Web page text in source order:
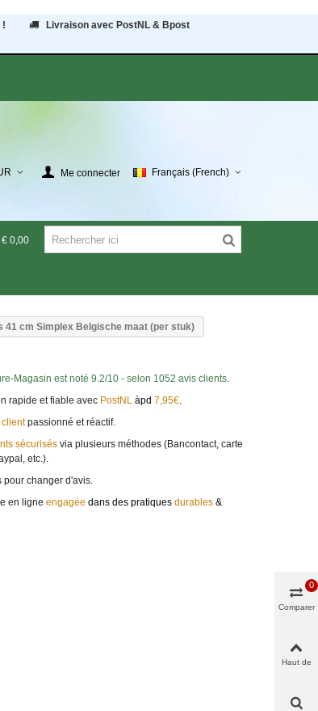
!
Livraison avec PostNL & Bpost
Me connecter Français (French)
€ 0,00
41 cm Simplex Belgische maat (per stuk)
Magasin est noté 9.2/10 - selon 1052 avis clients.
rapide et fiable avecPostNL àpd 7,95€.
passionné et réactif.
sécurisésvia plusieurs méthodes (Bancontact, carte
etc.).
pour changer d'avis.
en ligne engagée dans des pratiques durables&
Comparer
0
Haut de